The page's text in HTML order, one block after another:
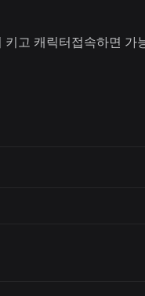
키고 캐릭터접속하면 가